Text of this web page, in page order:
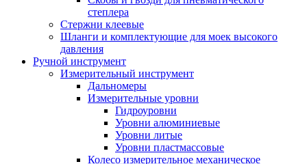
степлера
Стержни клеевые
Шланги и комплектующие для моек высокого
давления
Ручной инструмент
Измерительный инструмент
Дальномеры
Измерительные уровни
Гидроуровни
Уровни алюминиевые
Уровни литые
Уровни пластмассовые
Колесо измерительное механическое